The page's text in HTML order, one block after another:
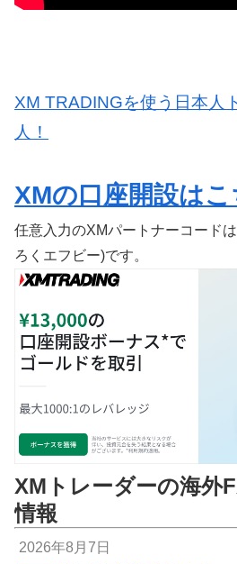
XM TRADINGを使う日本人
人！
XMの口座開設はこ
任意入力のXMパートナーコード
ろくエフビー)です。
XMトレーダーの海
情報
2026年8月7日